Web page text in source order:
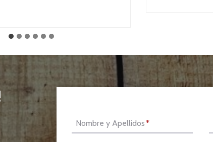
Nombre y Apellidos*